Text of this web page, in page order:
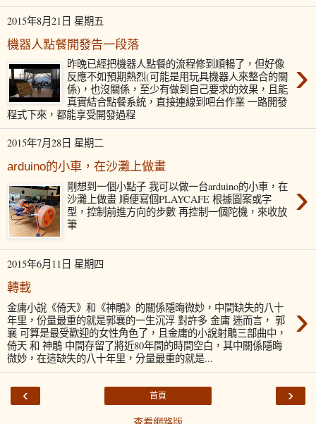
2015年8月21日 星期五
機器人點餐開發告一段落
›
昨晚已經把機器人點餐的流程修到順暢了，但好像
反應不如預期熱烈(可能是用玩具機器人來整合的關
係)，也沒關係，至少有做到自己要求的效果，且能
真實結合點餐系統，直接連線到吧台作業 一路開發
程式下來，都能享受開發過程
2015年7月28日 星期二
arduino的小車，在沙灘上做畫
›
剛想到一個小點子 我可以做一台arduino的小車，在
沙灘上做畫 順便寫個PLAYCAFE 根據圖案或字
型，控制前進方向的步數 再控制一個陀機，來收放
筆
2015年6月11日 星期四
轉載
›
金庸小說《倚天》和《神鵰》的關係隱晦微妙，中間缺失的八十
年里，份量最重的就是郭襄的一生沉浮 對許多 金庸 迷而言， 郭
襄 可算是最受歡迎的女性角色了，且金庸的小說射鵰三部曲中，
倚天 和 神鵰 中間存留了將近80年間的時間空白，其中關係隱晦
微妙，在這缺失的八十年里，分量最重的就是...
‹ ›
首頁